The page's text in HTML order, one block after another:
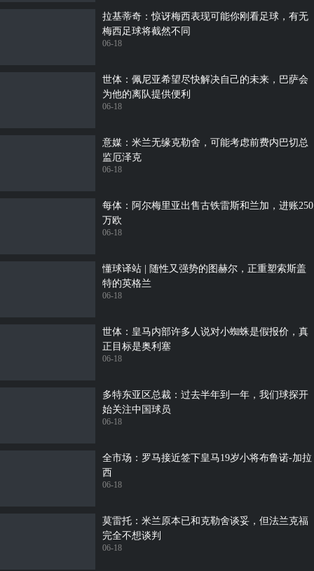
拉基蒂奇：惊讶梅西表现可能你刚看足球，有无
梅西足球将截然不同
06-18
世体：佩尼亚希望尽快解决自己的未来，巴萨会
为他的离队提供便利
06-18
意媒：米兰无缘克勒舍，可能考虑前费内巴切总
监厄泽克
06-18
每体：阿尔梅里亚出售古铁雷斯和兰加，进账250
万欧
06-18
懂球译站 | 随性又强势的图赫尔，正重塑索斯盖
特的英格兰
06-18
世体：皇马内部许多人说对小蜘蛛是假报价，真
正目标是奥利塞
06-18
多特东亚区总裁：过去半年到一年，我们球探开
始关注中国球员
06-18
全市场：罗马接近签下皇马19岁小将布鲁诺-加拉
西
06-18
莫雷托：米兰原本已和克勒舍谈妥，但法兰克福
完全不想谈判
06-18